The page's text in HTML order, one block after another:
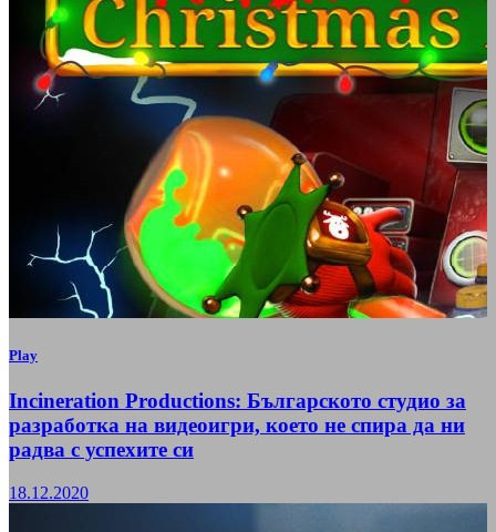
Play
Incineration Productions: Българското студио за
разработка на видеоигри, което не спира да ни
радва с успехите си
18.12.2020